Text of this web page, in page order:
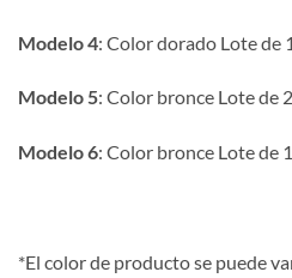
Modelo 4: Color dorado Lote de
Modelo 5: Color bronce Lote de
Modelo 6: Color bronce Lote de
*El color de producto se puede